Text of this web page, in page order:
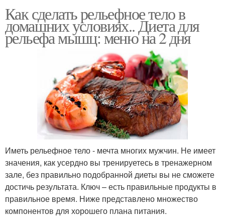
Как сделать рельефное тело в
домашних условиях.. Диета для
рельефа мышц: меню на 2 дня
Иметь рельефное тело - мечта многих мужчин. Не имеет
значения, как усердно вы тренируетесь в тренажерном
зале, без правильно подобранной диеты вы не сможете
достичь результата. Ключ – есть правильные продукты в
правильное время. Ниже представлено множество
компонентов для хорошего плана питания.